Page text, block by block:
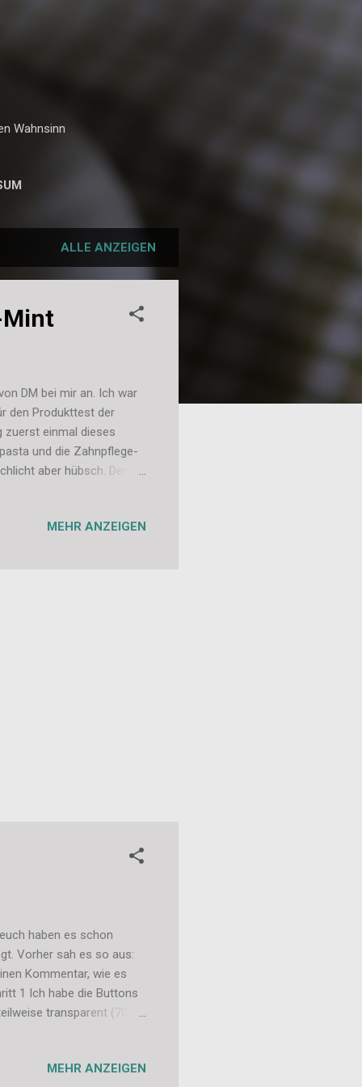
Wahnsinn
ALLE ANZEIGEN
Mint
DM bei mir an. Ich war
den Produkttest der
zuerst einmal dieses
und die Zahnpflege-
aber hübsch. Der
wie man durch den
MEHR ANZEIGEN
haben es schon
Vorher sah es so aus:
Kommentar, wie es
1 Ich habe die Buttons
transparent (70%)
Header angelegt
MEHR ANZEIGEN